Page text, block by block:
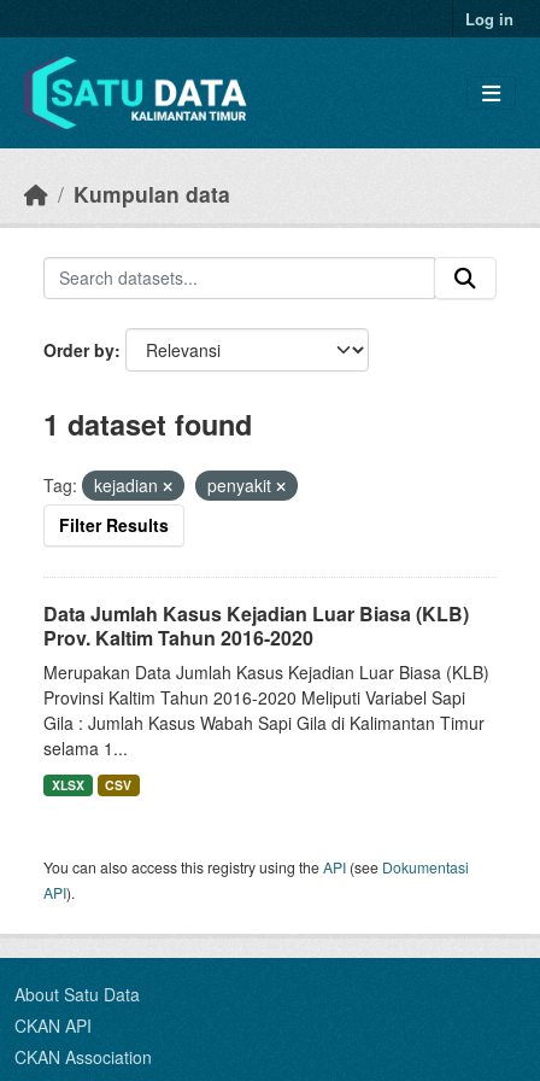
Log in
Kumpulan data
Order by
1 dataset found
Tag: kejadian
penyakit
Filter Results
Data Jumlah Kasus Kejadian Luar Biasa (KLB)
Prov. Kaltim Tahun 2016-2020
Merupakan Data Jumlah Kasus Kejadian Luar Biasa (KLB)
Provinsi Kaltim Tahun 2016-2020 Meliputi Variabel Sapi
Gila : Jumlah Kasus Wabah Sapi Gila di Kalimantan Timur
selama 1...
XLSX CSV
You can also access this registry using theAPI (see Dokumentasi
API).
About Satu Data
CKAN API
CKAN Association